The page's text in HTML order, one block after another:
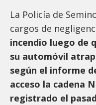
La Policía de
cargos de
incendio luego de
su automóvil
según el informe
acceso la cadena
registrado el